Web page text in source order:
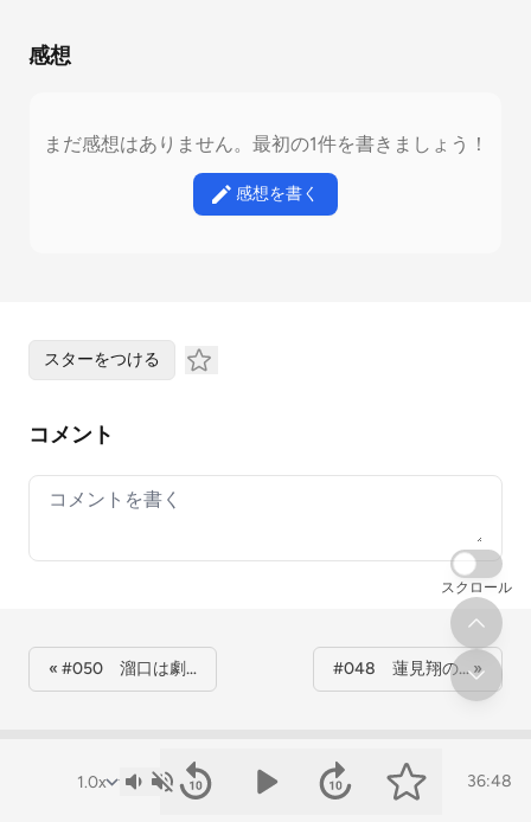
感想
まだ感想はありません。最初の1件を書きましょう！
感想を書く
36:48
スターをつける
コメント
Your comment
« #050 溜口は劇… #048 蓮見翔の… »
スクロール